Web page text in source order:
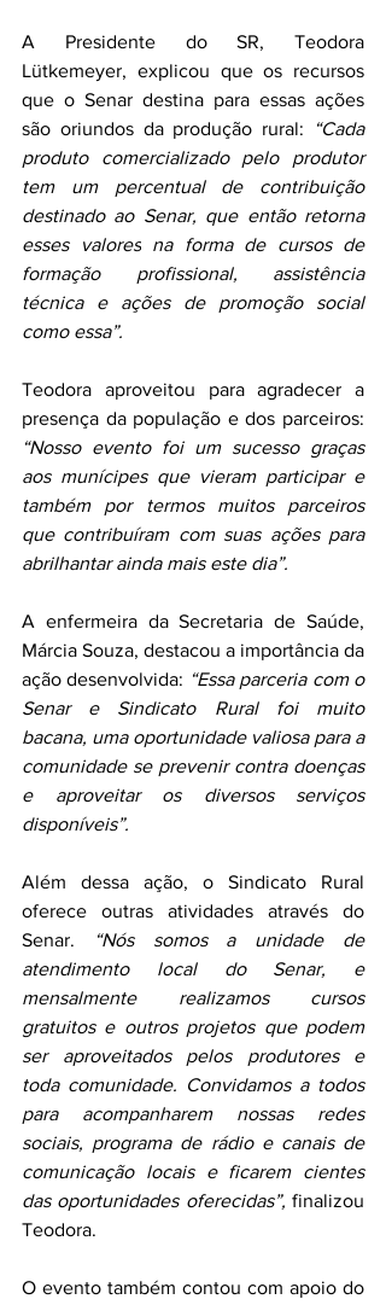
A Presidente do SR, Teodora
Lütkemeyer, explicou que os recursos
que o Senar destina para essas ações
são oriundos da produção rural:
“Cada
produto comercializado pelo produtor
tem um percentual de contribuição
destinado ao Senar, que então retorna
esses valores
na forma de cursos de
formação profissional, assistência
técnica e ações de promoção social
como essa”.
Teodora aproveitou para agradecer a
“Nosso evento foi um sucesso graças
aos munícipes que vieram participar e
também por termos muitos parceiros
que contribuíram com suas ações para
abrilhantar ainda mais este dia”.
A enfermeira da Secretaria de Saúde,
Márcia Souza, destacou a importância da
ação desenvolvida: “Essa parceria com o
Senar e Sindicato Rural foi muito
bacana, uma oportunidade valiosa para a
comunidade se prevenir contra doenças
e aproveitar os diversos serviços
disponíveis”.
Além dessa ação, o Sindicato Rural
oferece outras atividades através do
Senar.
“Nós somos a unidade de
atendimento local do Senar, e
mensalmente realizamos cursos
gratuitos e outros projetos que podem
ser aproveitados pelos produtores e
toda comunidade. Convidamos a todos
para acompanharem nossas redes
sociais, programa de rádio e canais de
comunicação locais e ficarem cientes
das oportunidades oferecidas”, finalizou
Teodora.
O evento também contou com apoio do